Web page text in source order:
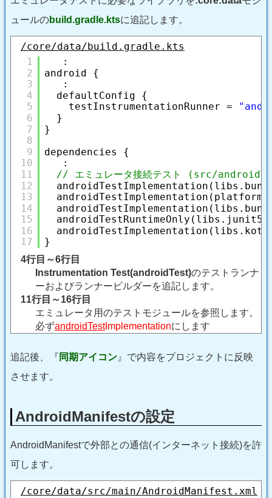
ュールのbuild.gradle.ktsに追記します。
/core/data/build.gradle.kts
1
2
3
4
5
6
7
8
9
10
11
12
13
14
15
16
17
:
android {
:
defaultConfig {
testInstrumentationRunner =
}
}
dependencies {
:
// エミュレータ接続テスト (src/
}
4行目～6行目
Instrumentation Test(androidTest)のテストランナ
ーおよびランナービルダーを追記します。
11行目～16行目
エミュレータ用のテストモジュールを参照します。
必ずandroidTestImplementationにします
追記後、『 同期アイコン 』で内容をプロジェクトに反映
させます。
AndroidManifestの設定
AndroidManifestで外部との通信(インターネット接続)を許
可します。
/core/data/src/main/AndroidManifest.xml